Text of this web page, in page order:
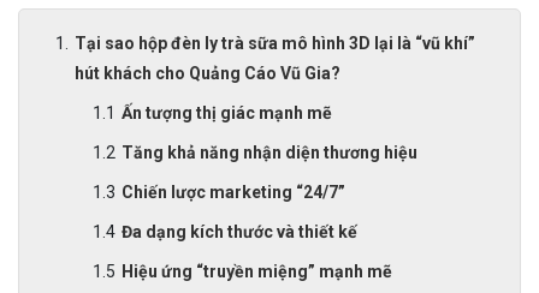
Tại sao hộp đèn ly trà sữa mô hình 3D lại là “vũ khí”
hút khách cho Quảng Cáo Vũ Gia?
Ấn tượng thị giác mạnh mẽ
Tăng khả năng nhận diện thương hiệu
Chiến lược marketing “24/7”
Đa dạng kích thước và thiết kế
Hiệu ứng “truyền miệng” mạnh mẽ